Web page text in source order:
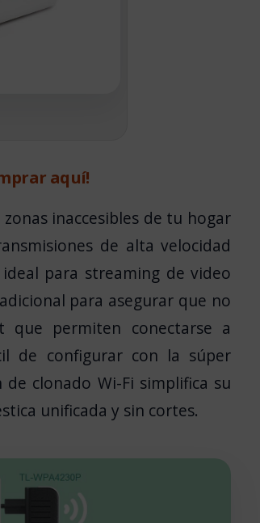
aquí!
zonas inaccesibles de tu hogar
de alta velocidad
para streaming de video
para asegurar que no
que permiten conectarse a
de configurar con la súper
clonado Wi-Fi simplifica su
unificada y sin cortes.